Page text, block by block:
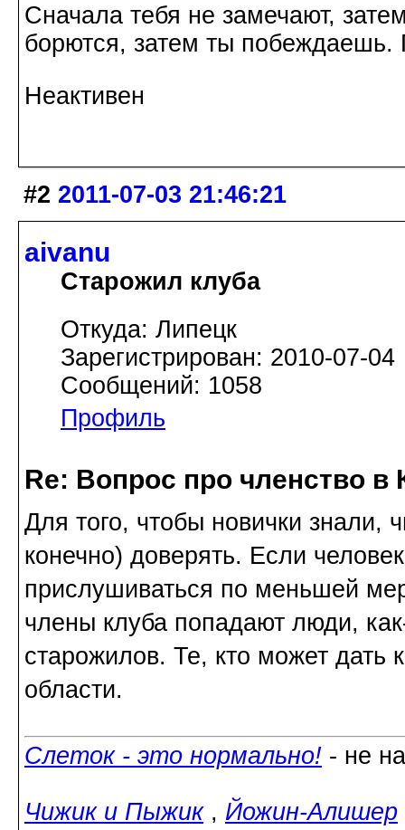
Сначала тебя не замечают,
борются, затем ты побеждаешь.
Неактивен
#2 2011-07-03 21:46:21
aivanu
Старожил клуба
Откуда: Липецк
Зарегистрирован: 2010-07-04
Сообщений: 1058
Профиль
Re: Вопрос про членство в
Для того, чтобы новички знали,
конечно) доверять. Если
прислушиваться по меньшей
члены клуба попадают люди,
старожилов. Те, кто может дать
области.
Слеток - это нормально! - не
Чижик и Пыжик, Йожин-Алишер